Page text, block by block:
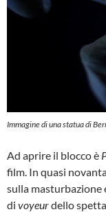
Immagine di una statua di
Ad aprire il blocco è
film. In quasi
sulla masturbazione
di voyeurdello